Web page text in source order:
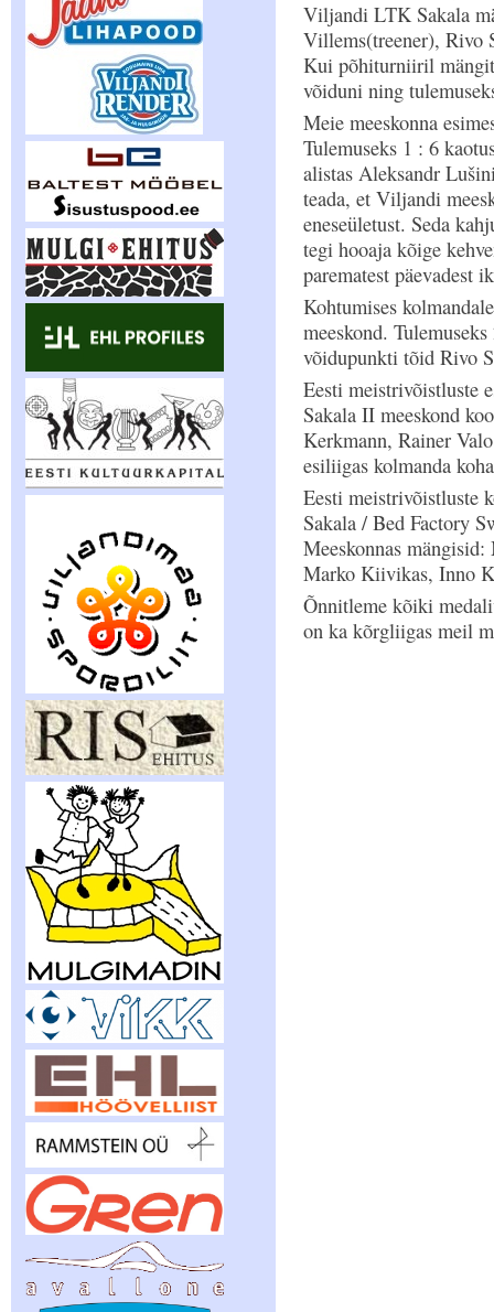
Viljandi LTK Sakala
Villems(treener), Rivo
Kui põhiturniiril
võiduni ning
Meie meeskonna
Tulemuseks 1 : 6
alistas Aleksandr
teada, et Viljandi
eneseületust. Seda
tegi hooaja kõige
parematest päevadest
Kohtumises
meeskond.
võidupunkti tõid Rivo
Eesti meistrivõistluste
Sakala II meeskond
Kerkmann, Rainer
esiliigas kolmanda
Eesti meistrivõistluste
Sakala / Bed Factory
Meeskonnas
Marko Kiivikas, Inno
Õnnitleme kõiki
on ka kõrgliigas meil